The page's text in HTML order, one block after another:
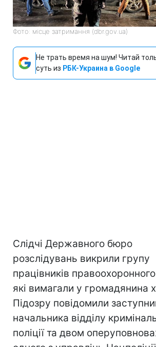
Фото: місце затримання (dbr.gov.ua)
Не трать время на шум! Читай
суть из РБК-Украина в Google
Слідчі Державного бюро
розслідувань викрили групу
працівників
які вимагали у громадянина
Підозру повідомили
начальника відділу
поліції та двом